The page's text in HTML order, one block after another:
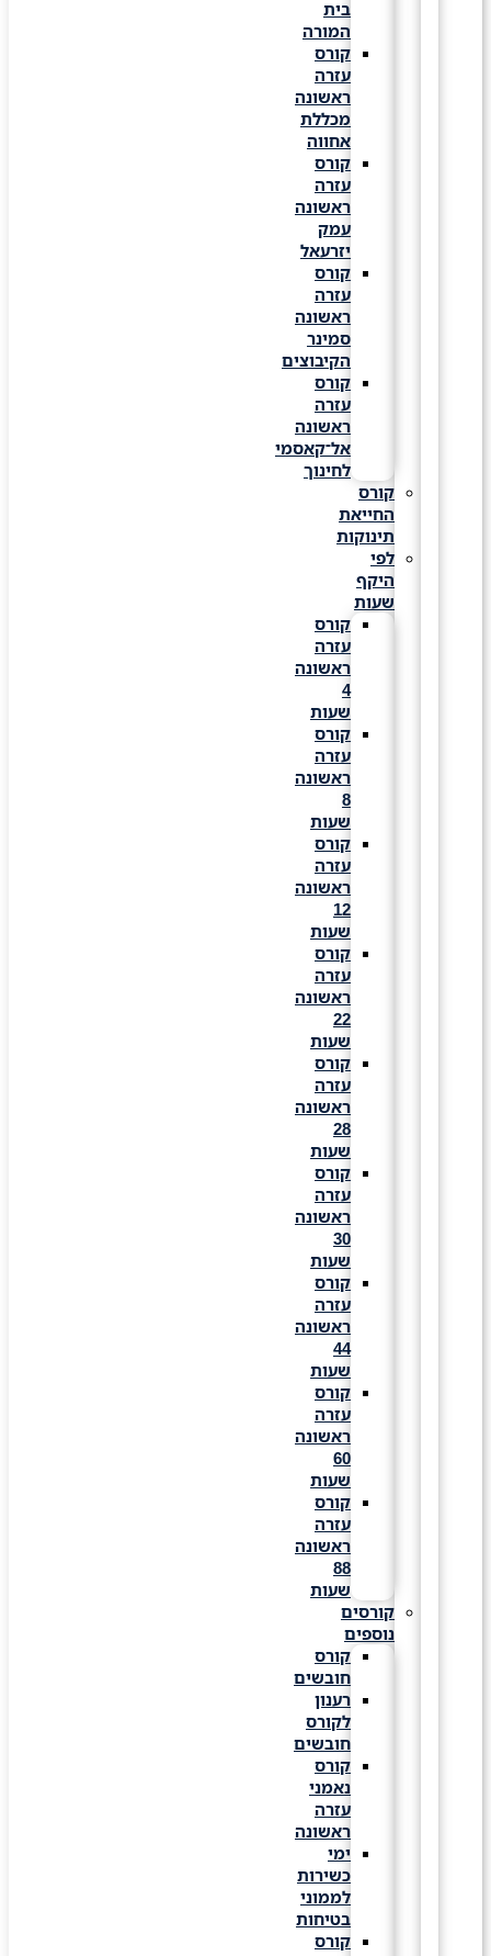
המורה
קורס
עזרה
ראשונה
מכללת
אחווה
קורס
עזרה
ראשונה
יזרעאל
קורס
עזרה
ראשונה
סמינר
הקיבוצים
קורס
עזרה
ראשונה
אל־קאסמי
לחינוך
קורס
החייאת
תינוקות
לפי
היקף
שעות
קורס
עזרה
ראשונה
שעות
קורס
עזרה
ראשונה
שעות
קורס
עזרה
ראשונה
שעות
קורס
עזרה
ראשונה
שעות
קורס
עזרה
ראשונה
שעות
קורס
עזרה
ראשונה
שעות
קורס
עזרה
ראשונה
שעות
קורס
עזרה
ראשונה
שעות
קורס
עזרה
ראשונה
שעות
קורסים
נוספים
קורס
חובשים
רענון
לקורס
חובשים
קורס
נאמני
עזרה
ראשונה
ימי
כשירות
לממוני
בטיחות
קורס